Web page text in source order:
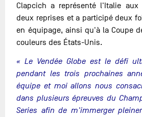
Clapcich a représenté l'Italie
deux reprises et a participé deux
en équipage, ainsi qu'à la Coupe
couleurs des États-Unis.
« Le Vendée Globe est le défi
pendant les trois prochaines
équipe et moi allons nous
dans plusieurs épreuves du
Series afin de m'immerger